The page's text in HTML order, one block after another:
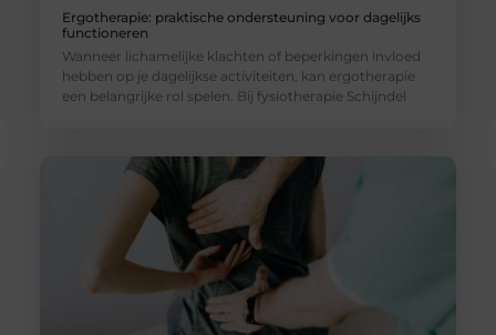
Ergotherapie: praktische ondersteuning voor dagelijks
functioneren
Wanneer lichamelijke klachten of beperkingen invloed
hebben op je dagelijkse activiteiten, kan ergotherapie
een belangrijke rol spelen. Bij fysiotherapie Schijndel